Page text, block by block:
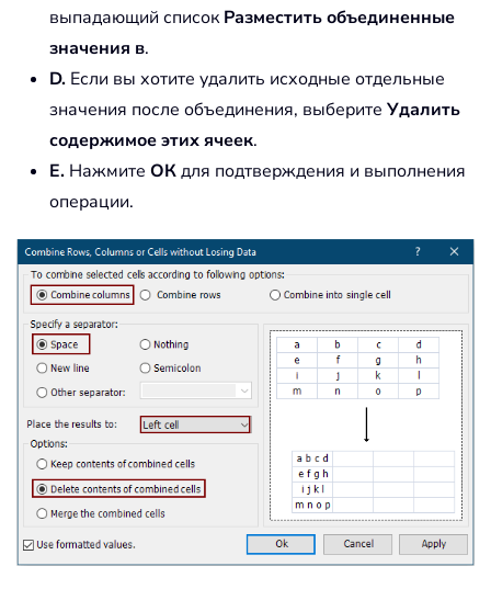
выпадающий списокРазместить объединенные
значения в.
D. Если вы хотите удалить исходные отдельные
значения после объединения, выберите Удалить
содержимое этих ячеек.
E. Нажмите ОКдля подтверждения и выполнения
операции.